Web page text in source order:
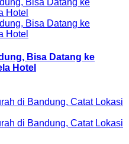
Bisa Datang ke
Hotel